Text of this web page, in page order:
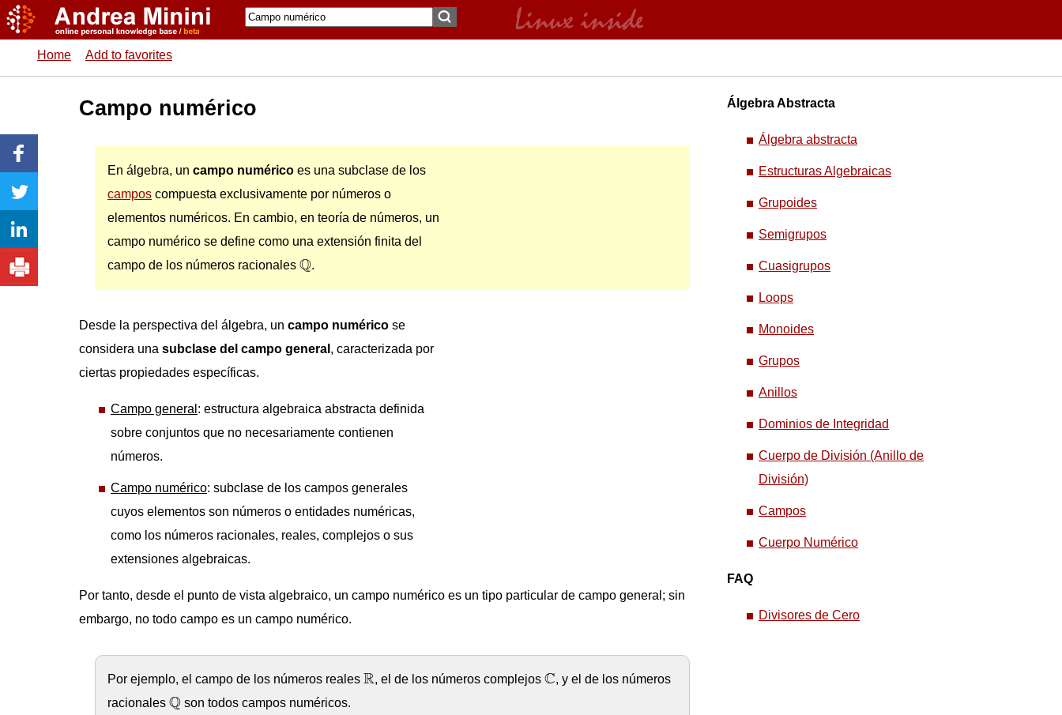
Home Add to favorites
Campo numérico
En álgebra, un campo numérico es una subclase de los
campos compuesta exclusivamente por números o
elementos numéricos. En cambio, en teoría de números, un
campo numérico se define como una extensión finita del
campo de los números racionales Q
Q.
Desde la perspectiva del álgebra, un campo numérico se
considera una subclase del campo general , caracterizada por
ciertas propiedades específicas.
Campo general : estructura algebraica abstracta definida
sobre conjuntos que no necesariamente contienen
números.
Campo numérico: subclase de los campos generales
cuyos elementos son números o entidades numéricas,
como los números racionales, reales, complejos o sus
extensiones algebraicas.
Por tanto, desde el punto de vista algebraico, un campo numérico es un tipo particular de campo general; sin
embargo, no todo campo es un campo numérico.
Por ejemplo, el campo de los números reales R
R, el de los números complejos C
C, y el de los números
racionales Q
Q son todos campos numéricos.
Álgebra Abstracta
Álgebra abstracta
Estructuras Algebraicas
Grupoides
Semigrupos
Cuasigrupos
Loops
Monoides
Grupos
Anillos
Dominios de Integridad
Cuerpo de División (Anillo de
División)
Campos
Cuerpo Numérico
FAQ
Divisores de Cero